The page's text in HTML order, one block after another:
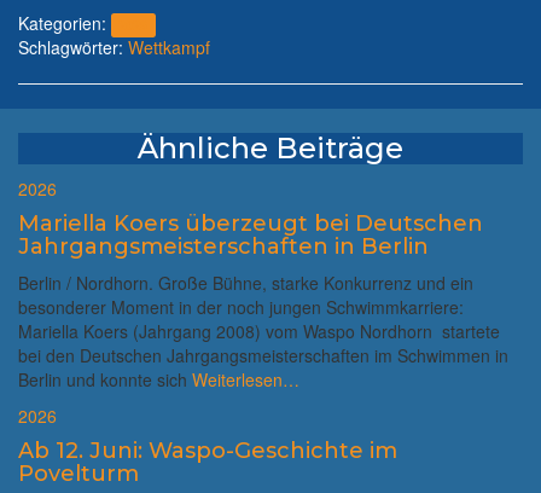
Kategorien:
Schlagwörter: Wettkampf
Ähnliche Beiträge
2026
Mariella Koers überzeugt bei Deutschen
Jahrgangsmeisterschaften in Berlin
Berlin / Nordhorn. Große Bühne, starke Konkurrenz und ein
besonderer Moment in der noch jungen Schwimmkarriere:
Mariella Koers (Jahrgang 2008) vom Waspo Nordhorn startete
bei den Deutschen Jahrgangsmeisterschaften im Schwimmen in
Berlin und konnte sich Weiterlesen…
2026
Ab 12. Juni: Waspo-Geschichte im
Povelturm